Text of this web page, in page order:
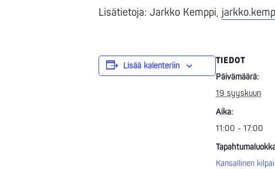
Lisätietoja: Jarkko Kemppi,
Lisää kalenteriin
TIEDOT
Päivämäärä:
19 syyskuun
Aika:
11:00 - 17:00
Kansallinen